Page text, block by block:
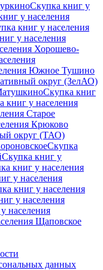
Скупка книг у
у населения
книг у населения
у населения
Хорошево-
Южное Тушино
округ (ЗелАО)
Скупка книг
книг у населения
Старое
Крюково
округ (ТАО)
Скупка
Скупка книг у
книг у населения
у населения
книг у населения
у населения
населения
Щаповское
данных